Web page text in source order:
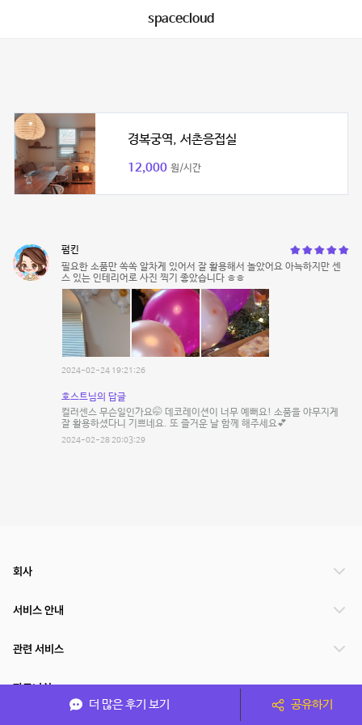
spacecloud
경복궁역, 서촌응접실
12,000 원/시간
펌킨
필요한 소품만 쏙쏙 알차게 있어서 잘 활용해서 놀았어요 아늑하지만 센
스 있는 인테리어로 사진 찍기 좋았습니다 ㅎㅎ
2024-02-24 19:21:26
호스트님의 답글
컬러센스 무슨일인가요🤭 데코레이션이 너무 예뻐요! 소품을 야무지게
잘 활용하셨다니 기쁘네요. 또 즐거운 날 함께 해주세요💕
2024-02-28 20:03:29
더 많은 후기 보기 공유하기
회사
서비스 안내
관련 서비스
파트너쉽